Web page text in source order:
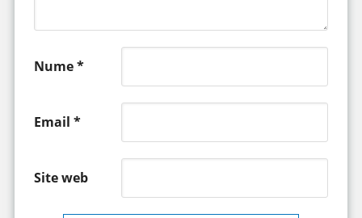
Nume*
Email *
Site web